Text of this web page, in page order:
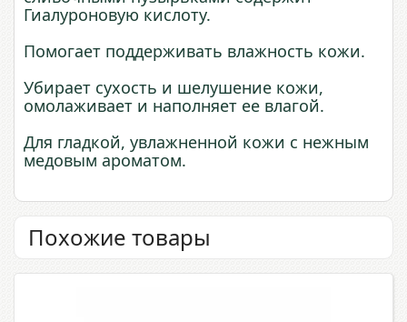
Гиалуроновую кислоту.
Помогает поддерживать влажность кожи.
Убирает сухость и шелушение кожи,
омолаживает и наполняет ее влагой.
Для гладкой, увлажненной кожи с нежным
медовым ароматом.
Похожие товары